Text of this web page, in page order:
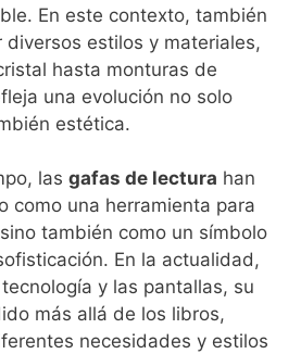
En este contexto, también
diversos estilos y materiales,
hasta monturas de
una evolución no solo
estética.
las gafas de lectura han
como una herramienta para
también como un símbolo
En la actualidad,
y las pantallas, su
más allá de los libros,
necesidades y estilos